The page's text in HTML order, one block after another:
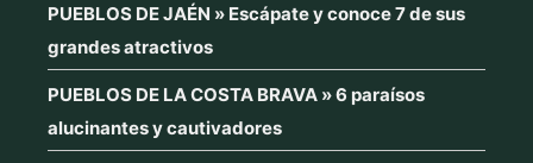
PUEBLOS DE JAÉN » Escápate y conoce 7 de sus
grandes atractivos
PUEBLOS DE LA COSTA BRAVA » 6 paraísos
alucinantes y cautivadores